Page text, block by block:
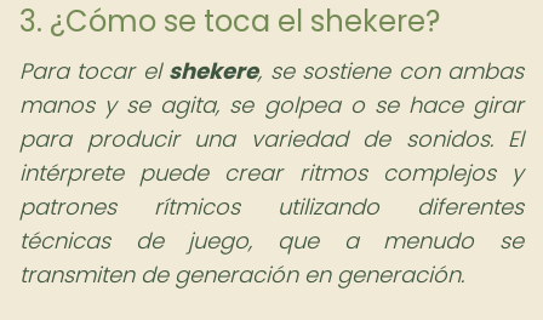
3. ¿Cómo se toca el shekere?
Para tocar el shekere, se sostiene con ambas
manos y se agita, se golpea o se hace girar
para producir una variedad de sonidos. El
intérprete puede crear ritmos complejos y
patrones rítmicos utilizando diferentes
técnicas de juego, que a menudo se
transmiten de generación en generación.